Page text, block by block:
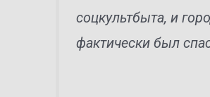
соцкультбыта, и
фактически был